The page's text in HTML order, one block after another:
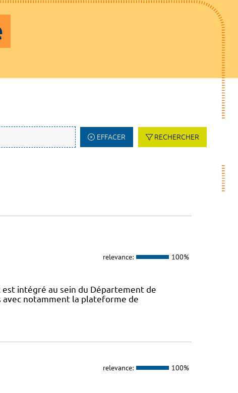
EFFACER RECHERCHER
relevance: 100%
est intégré au sein du Département de
notamment la plateforme de
relevance: 100%